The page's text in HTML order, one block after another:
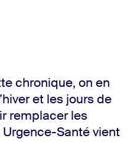
chronique, on en
et les jours de
remplacer les
Santé vient